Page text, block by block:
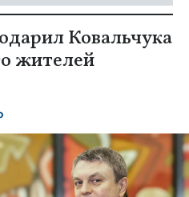
Ковальчука
жителей